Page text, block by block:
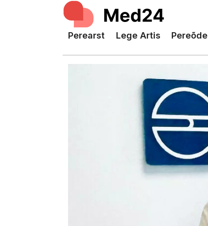
Perearst Lege Artis Pereõde